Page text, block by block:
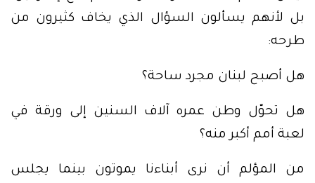
بل لأنهم يسألون السؤال الذي يخاف كثيرون من
طرحه:
هل أصبح لبنان مجرد ساحة؟
هل تحوّل وطن عمره آلاف السنين إلى ورقة في
لعبة أمم أكبر منه؟
من المؤلم أن نرى أبناءنا يموتون بينما يجلس